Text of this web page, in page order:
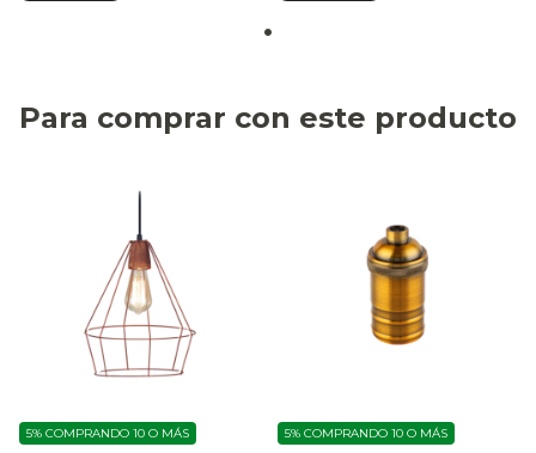
Para comprar con este producto
5% COMPRANDO 10 O MÁS 5% COMPRANDO 10 O MÁS